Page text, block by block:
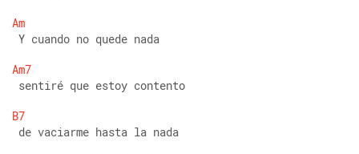
Am
Y cuando no quede nada
Am7
sentiré que estoy contento
B7
de vaciarme hasta la nada